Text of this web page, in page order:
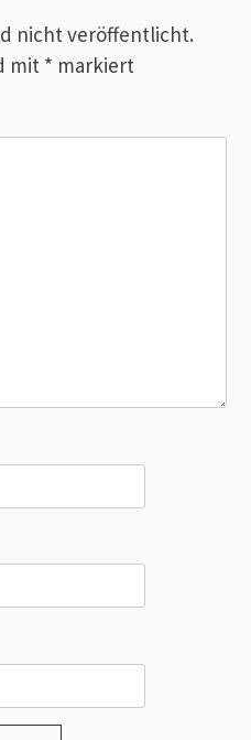
nicht veröffentlicht.
mit * markiert